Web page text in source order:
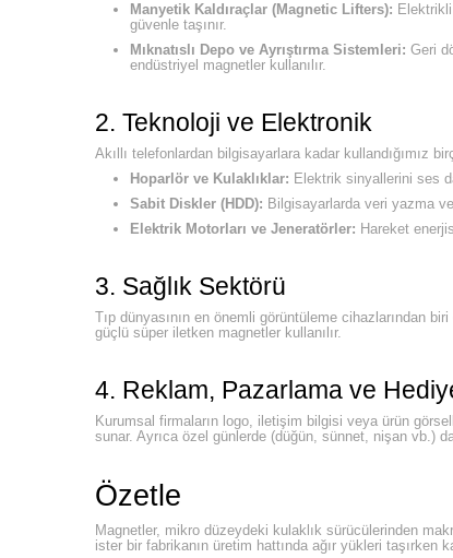
Manyetik Kaldıraçlar (Magnetic Lifters):
güvenle taşınır.
Mıknatıslı Depo ve Ayrıştırma Sistemleri: Geri
endüstriyel magnetler kullanılır.
2. Teknoloji ve Elektronik
Akıllı telefonlardan bilgisayarlara kadar kullandığımız
Hoparlör ve Kulaklıklar: Elektrik sinyallerini ses
Sabit Diskler (HDD): Bilgisayarlarda veri yazma
Elektrik Motorları ve Jeneratörler: Hareket
3. Sağlık Sektörü
Tıp dünyasının en önemli görüntüleme cihazlarından biri
güçlü süper iletken magnetler kullanılır.
4. Reklam, Pazarlama ve
Kurumsal firmaların logo, iletişim bilgisi veya ürün
sunar. Ayrıca özel günlerde (düğün, sünnet, nişan vb.)
Özetle
Magnetler, mikro düzeydeki kulaklık sürücülerinden
ister bir fabrikanın üretim hattında ağır yükleri taşırken